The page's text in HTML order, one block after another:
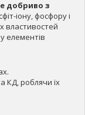
добриво з
іону, фосфору і
властивостей
елементів
КД, роблячи їх